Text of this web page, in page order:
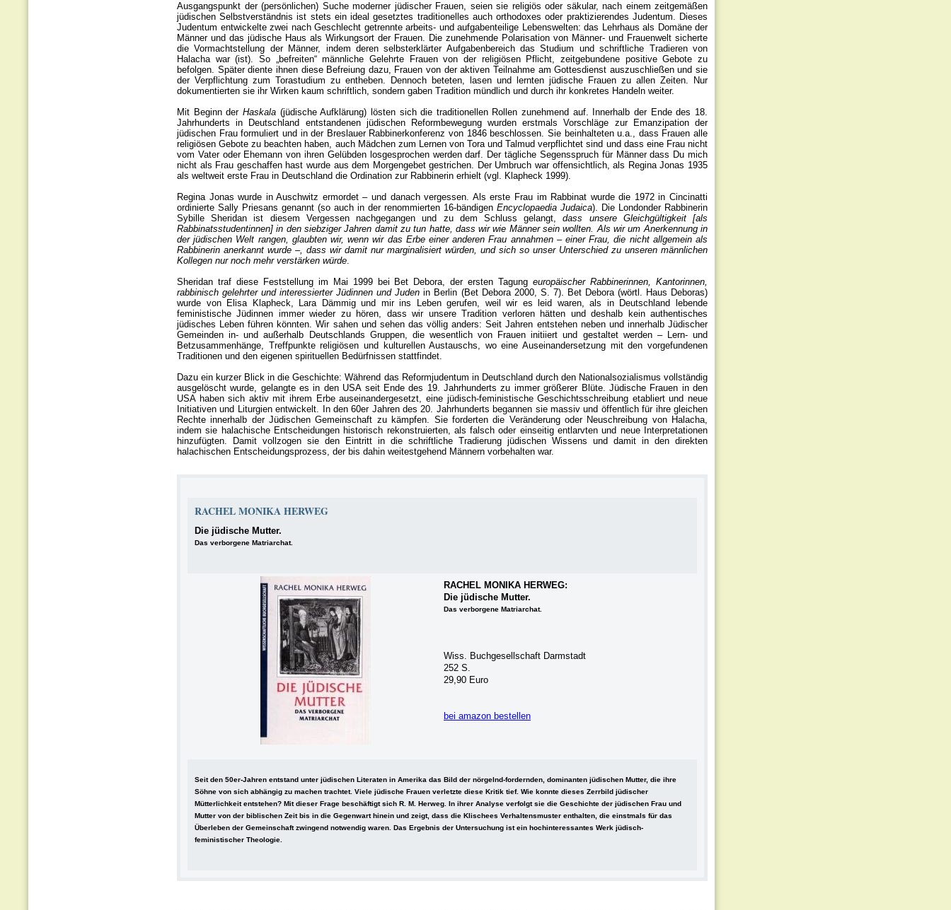
Ausgangspunkt der (persönlichen) Suche moderner jüdischer Frauen, seien sie religiös oder säkular, nach einem zeitgemäßen
jüdischen Selbstverständnis ist stets ein ideal gesetztes traditionelles auch orthodoxes oder praktizierendes Judentum. Dieses
Judentum entwickelte zwei nach Geschlecht getrennte arbeits- und aufgabenteilige Lebenswelten: das Lehrhaus als Domäne der
Männer und das jüdische Haus als Wirkungsort der Frauen. Die zunehmende Polarisation von Männer- und Frauenwelt sicherte
die Vormachtstellung der Männer, indem deren selbsterklärter Aufgabenbereich das Studium und schriftliche Tradieren von
Halacha war (ist). So „befreiten“ männliche Gelehrte Frauen von der religiösen Pflicht, zeitgebundene positive Gebote zu
befolgen. Später diente ihnen diese Befreiung dazu, Frauen von der aktiven Teilnahme am Gottesdienst auszuschließen und sie
der Verpflichtung zum Torastudium zu entheben. Dennoch beteten, lasen und lernten jüdische Frauen zu allen Zeiten. Nur
dokumentierten sie ihr Wirken kaum schriftlich, sondern gaben Tradition mündlich und durch ihr konkretes Handeln weiter.
Mit Beginn der Haskala (jüdische Aufklärung) lösten sich die traditionellen Rollen zunehmend auf. Innerhalb der Ende des 18.
Jahrhunderts in Deutschland entstandenen jüdischen Reformbewegung wurden erstmals Vorschläge zur Emanzipation der
jüdischen Frau formuliert und in der Breslauer Rabbinerkonferenz von 1846 beschlossen. Sie beinhalteten u.a., dass Frauen alle
religiösen Gebote zu beachten haben, auch Mädchen zum Lernen von Tora und Talmud verpflichtet sind und dass eine Frau nicht
vom Vater oder Ehemann von ihren Gelübden losgesprochen werden darf. Der tägliche Segensspruch für Männer dass Du mich
nicht als Frau geschaffen hast wurde aus dem Morgengebet gestrichen. Der Umbruch war offensichtlich, als Regina Jonas 1935
als weltweit erste Frau in Deutschland die Ordination zur Rabbinerin erhielt (vgl. Klapheck 1999).
Regina Jonas wurde in Auschwitz ermordet – und danach vergessen. Als erste Frau im Rabbinat wurde die 1972 in Cincinatti
ordinierte Sally Priesans genannt (so auch in der renommierten 16-bändigen Encyclopaedia Judaica). Die Londonder Rabbinerin
Sybille Sheridan ist diesem Vergessen nachgegangen und zu dem Schluss gelangt,dass unsere Gleichgültigkeit [als
Rabbinatsstudentinnen] in den siebziger Jahren damit zu tun hatte, dass wir wie Männer sein wollten. Als wir um Anerkennung in
der jüdischen Welt rangen, glaubten wir, wenn wir das Erbe einer anderen Frau annahmen – einer Frau, die nicht allgemein als
Rabbinerin anerkannt wurde –, dass wir damit nur marginalisiert würden, und sich so unser Unterschied zu unseren männlichen
Kollegen nur noch mehr verstärken würde.
Sheridan traf diese Feststellung im Mai 1999 bei Bet Debora, der ersten Tagungeuropäischer Rabbinerinnen, Kantorinnen,
rabbinisch gelehrter und interessierter Jüdinnen und Judenin Berlin (Bet Debora 2000, S. 7). Bet Debora (wörtl. Haus Deboras)
wurde von Elisa Klapheck, Lara Dämmig und mir ins Leben gerufen, weil wir es leid waren, als in Deutschland lebende
feministische Jüdinnen immer wieder zu hören, dass wir unsere Tradition verloren hätten und deshalb kein authentisches
jüdisches Leben führen könnten. Wir sahen und sehen das völlig anders: Seit Jahren entstehen neben und innerhalb Jüdischer
Gemeinden in- und außerhalb Deutschlands Gruppen, die wesentlich von Frauen initiiert und gestaltet werden – Lern- und
Betzusammenhänge, Treffpunkte religiösen und kulturellen Austauschs, wo eine Auseinandersetzung mit den vorgefundenen
Traditionen und den eigenen spirituellen Bedürfnissen stattfindet.
Dazu ein kurzer Blick in die Geschichte: Während das Reformjudentum in Deutschland durch den Nationalsozialismus vollständig
ausgelöscht wurde, gelangte es in den USA seit Ende des 19. Jahrhunderts zu immer größerer Blüte. Jüdische Frauen in den
USA haben sich aktiv mit ihrem Erbe auseinandergesetzt, eine jüdisch-feministische Geschichtsschreibung etabliert und neue
Initiativen und Liturgien entwickelt. In den 60er Jahren des 20. Jahrhunderts begannen sie massiv und öffentlich für ihre gleichen
Rechte innerhalb der Jüdischen Gemeinschaft zu kämpfen. Sie forderten die Veränderung oder Neuschreibung von Halacha,
indem sie halachische Entscheidungen historisch rekonstruierten, als falsch oder einseitig entlarvten und neue Interpretationen
hinzufügten. Damit vollzogen sie den Eintritt in die schriftliche Tradierung jüdischen Wissens und damit in den direkten
halachischen Entscheidungsprozess, der bis dahin weitestgehend Männern vorbehalten war.
RACHEL MONIKA HERWEG
Die jüdische Mutter.
Das verborgene Matriarchat.
RACHEL MONIKA HERWEG:
Die jüdische Mutter.
Das verborgene Matriarchat.
Wiss. Buchgesellschaft Darmstadt
252 S.
29,90 Euro
bei amazon bestellen
Seit den 50er-Jahren entstand unter jüdischen Literaten in Amerika das Bild der nörgelnd-fordernden, dominanten jüdischen Mutter, die ihre
Söhne von sich abhängig zu machen trachtet. Viele jüdische Frauen verletzte diese Kritik tief. Wie konnte dieses Zerrbild jüdischer
Mütterlichkeit entstehen? Mit dieser Frage beschäftigt sich R. M. Herweg. In ihrer Analyse verfolgt sie die Geschichte der jüdischen Frau und
Mutter von der biblischen Zeit bis in die Gegenwart hinein und zeigt, dass die Klischees Verhaltensmuster enthalten, die einstmals für das
Überleben der Gemeinschaft zwingend notwendig waren. Das Ergebnis der Untersuchung ist ein hochinteressantes Werk jüdisch-
feministischer Theologie.